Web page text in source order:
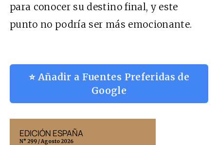
para conocer su destino final, y este
punto no podría ser más emocionante.
⭐ Añadir a Fuentes Preferidas de
Google
EDICIÓN ESPAÑA
N° 299 / Agosto 2026